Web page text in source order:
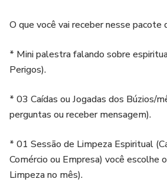
O que você vai receber nesse
* Mini palestra falando sobre
Perigos).
* 03 Caídas ou Jogadas dos Búzios/
perguntas ou receber mensagem).
* 01 Sessão de Limpeza Espiritual
Comércio ou Empresa) você escolhe
Limpeza no mês).